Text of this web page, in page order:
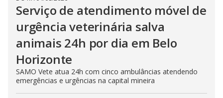
Serviço de atendimento móvel de
urgência veterinária salva
animais 24h por dia em Belo
Horizonte
SAMO Vete atua 24h com cinco ambulâncias atendendo
emergências e urgências na capital mineira